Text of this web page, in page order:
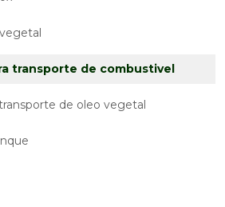
transporte de combustivel
de oleo vegetal